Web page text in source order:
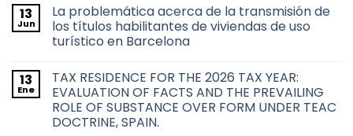
comentarios
en
Derecho
de
de
las
Administraciones
Públicas
sobre
las
13
Jun
La problemática acerca de la transmisión de
los títulos habilitantes de viviendas de uso
turístico en Barcelona
comentarios
en
La
problemática
acerca
de
13
Ene
TAX RESIDENCE FOR THE 2026 TAX YEAR:
EVALUATION OF FACTS AND THE PREVAILING
ROLE OF SUBSTANCE OVER FORM UNDER TEAC
DOCTRINE, SPAIN.